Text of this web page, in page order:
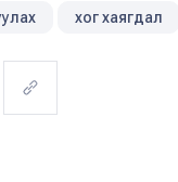
хог хаягдал